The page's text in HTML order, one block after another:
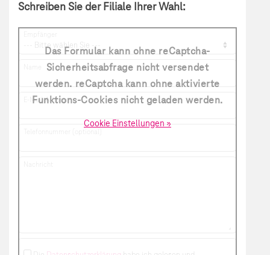
Schreiben Sie der Filiale Ihrer Wahl:
E-Mail-Adresse
Das Formular kann ohne reCaptcha-
Sicherheitsabfrage nicht versendet
werden. reCaptcha kann ohne aktivierte
Funktions-Cookies nicht geladen werden.
Cookie Einstellungen »